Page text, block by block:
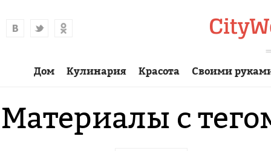
Дом Кулинария Красота Своими
Материалы с